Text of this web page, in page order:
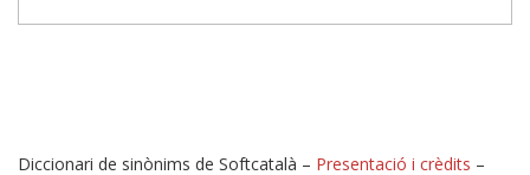
Diccionari de sinònims de Softcatalà – Presentació i crèdits –